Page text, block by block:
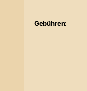
Gebühren: